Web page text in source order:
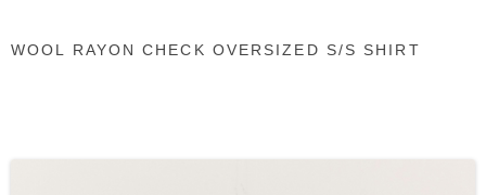
WOOL RAYON CHECK OVERSIZED S/S SHIRT